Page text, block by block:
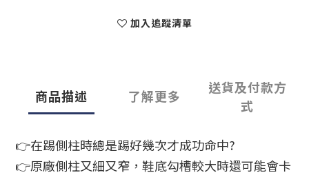
加入追蹤清單
商品描述 了解更多
送貨及付款方
式
👉在踢側柱時總是踢好幾次才成功命中?
👉原廠側柱又細又窄，鞋底勾槽較大時還可能會卡